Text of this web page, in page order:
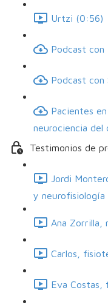
Urtzi (0:56)
Podcast
Podcast con
Pacientes
neurociencia del
Testimonios de
Jordi
y neurofisiología
Ana Zorrilla,
Carlos,
Eva Costas,